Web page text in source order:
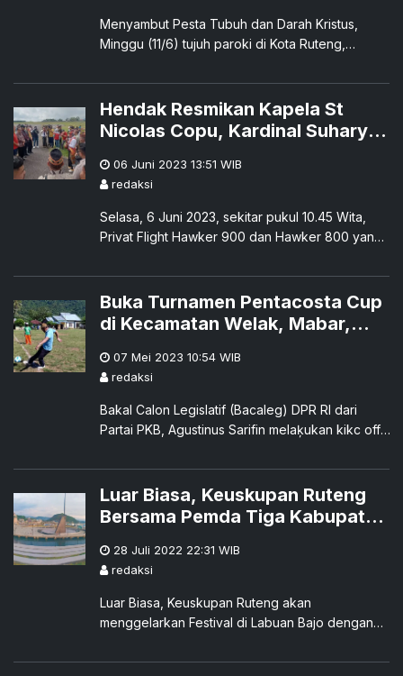
Menyambut Pesta Tubuh dan Darah Kristus,
Minggu (11/6) tujuh paroki di Kota Ruteng,
Sakramen Maha Kudus pada Jumat (9/6) dan
Sabtu (10/6), Juni 2023.
Hendak Resmikan Kapela St
Nicolas Copu, Kardinal Suharyo
Tiba di Ruteng
06 Juni 2023 13:51 WIB
redaksi
Selasa, 6 Juni 2023, sekitar pukul 10.45 Wita,
Privat Flight Hawker 900 dan Hawker 800 yang
Hardjoatmodjo dan rombongan lainnya tiba di
Kota Ruteng, Kabupaten Manggarai, Nusa
Tenggara Timur.
Buka Turnamen Pentacosta Cup
di Kecamatan Welak, Mabar,
Lakukan Kick Off
07 Mei 2023 10:54 WIB
redaksi
Bakal Calon Legislatif (Bacaleg) DPR RI dari
Partai PKB, Agustinus Sarifin melaķukan kikc off,
Cup di Paroki Santa Teresia Kalkuta Datak,
Keuspan Ruteng, pada Sabtu 6 Mei 2023.
Luar Biasa, Keuskupan Ruteng
Bersama Pemda Tiga Kabupaten
Kultural di Labuan Bajo, Agustus
Ini
28 Juli 2022 22:31 WIB
redaksi
Luar Biasa, Keuskupan Ruteng akan
menggelarkan Festival di Labuan Bajo dengan
Waterfront City Marina. Berd